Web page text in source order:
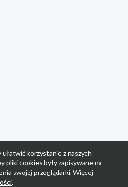
korzystanie z naszych
pliki cookies były zapisywane na
swojej przeglądarki. Więcej
.